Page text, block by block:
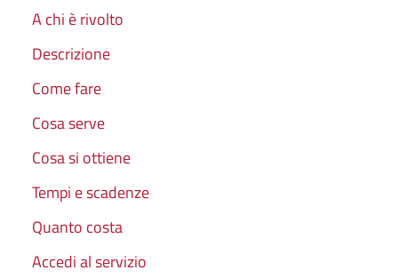
A chi è rivolto
Descrizione
Come fare
Cosa serve
Cosa si ottiene
Tempi e scadenze
Quanto costa
Accedi al servizio